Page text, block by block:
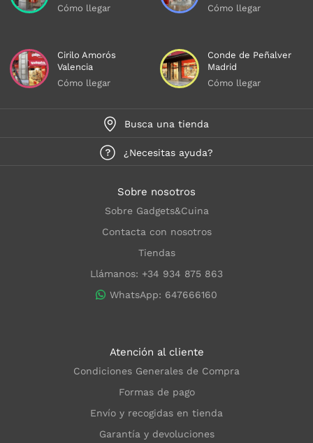
Cómo llegar
Cómo llegar
Cirilo Amorós
Valencia
Cómo llegar
Conde de Peñalver
Madrid
Cómo llegar
Busca una tienda
¿Necesitas ayuda?
Sobre nosotros
Sobre Gadgets&Cuina
Contacta con nosotros
Tiendas
Llámanos: +34 934 875 863
WhatsApp: 647666160
Atención al cliente
Condiciones Generales de Compra
Formas de pago
Envío y recogidas en tienda
Garantía y devoluciones